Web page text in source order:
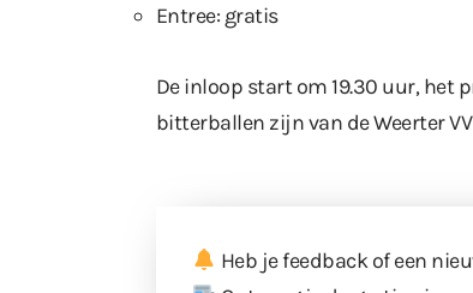
Entree: gratis
De inloop start om 19.30 uur, het
bitterballen zijn van de Weerter
Heb je feedback of een